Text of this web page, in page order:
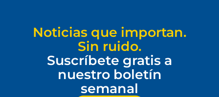
Noticias que importan.
Sin ruido.
Suscríbete gratis a
nuestro boletín
semanal